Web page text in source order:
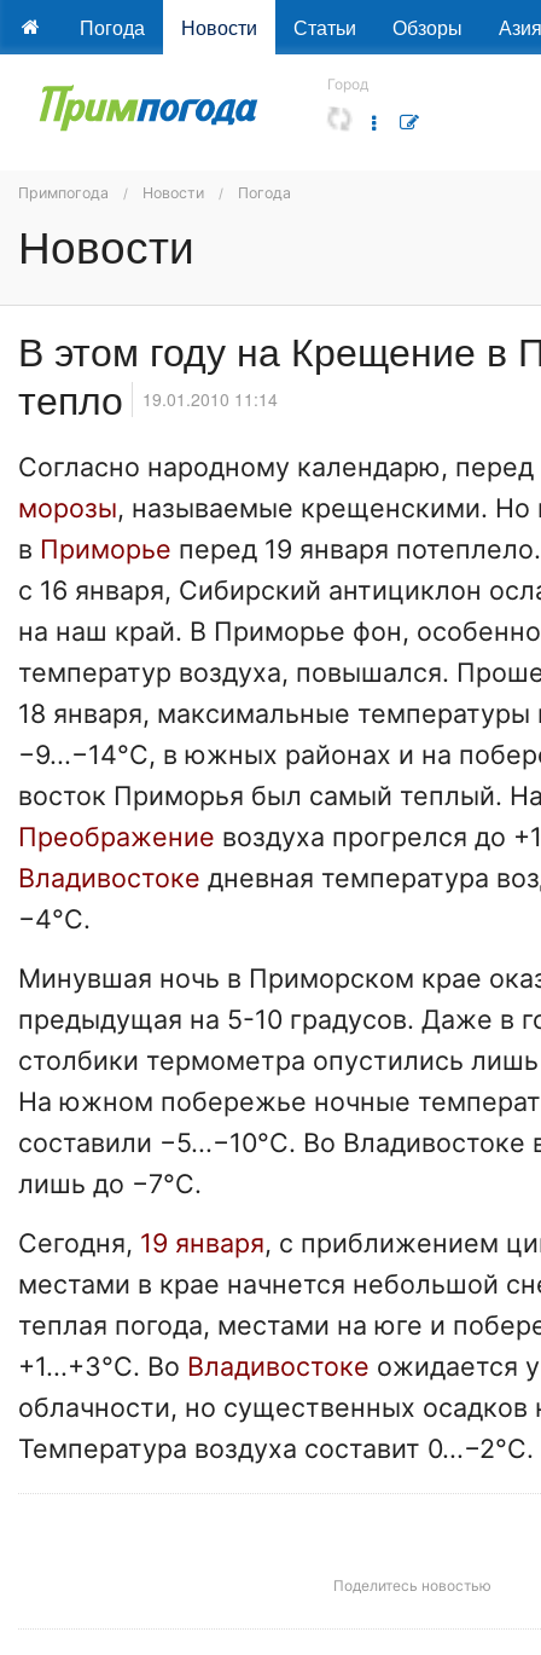
Погода Новости Статьи Обзоры Азия
Город
Примпогода Новости Погода
Новости
В этом году на Крещение в
тепло
19.01.2010 11:14
Согласно народному календарю, перед
морозы, называемые крещенскими. Но
в Приморье перед 19 января
с 16 января, Сибирский антициклон
на наш край. В Приморье фон,
температур воздуха, повышался.
18 января, максимальные температуры
−9...−14°C, в южных районах и на
восток Приморья был самый теплый.
Преображение воздуха прогрелся до
Владивостоке дневная температура
−4°C.
Минувшая ночь в Приморском крае
предыдущая на 5-10 градусов. Даже в
столбики термометра опустились
На южном побережье ночные
составили −5...−10°C. Во Владивостоке
лишь до −7°C.
Сегодня, 19 января, с приближением
местами в крае начнется небольшой
теплая погода, местами на юге и
+1...+3°C. Во Владивостоке ожидается
облачности, но существенных осадков
Температура воздуха составит 0...−2°C.
Поделитесь новостью